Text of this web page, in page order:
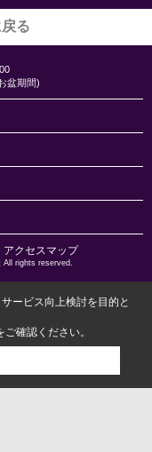
る
盆期間)
アクセスマップ
rights reserved.
ービス向上検討を目的と
ご確認ください。